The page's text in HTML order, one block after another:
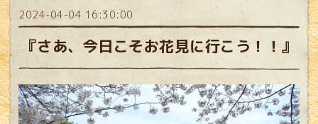
2024-04-04 16:30:00
『さあ、今日こそお花見に行こう！！』